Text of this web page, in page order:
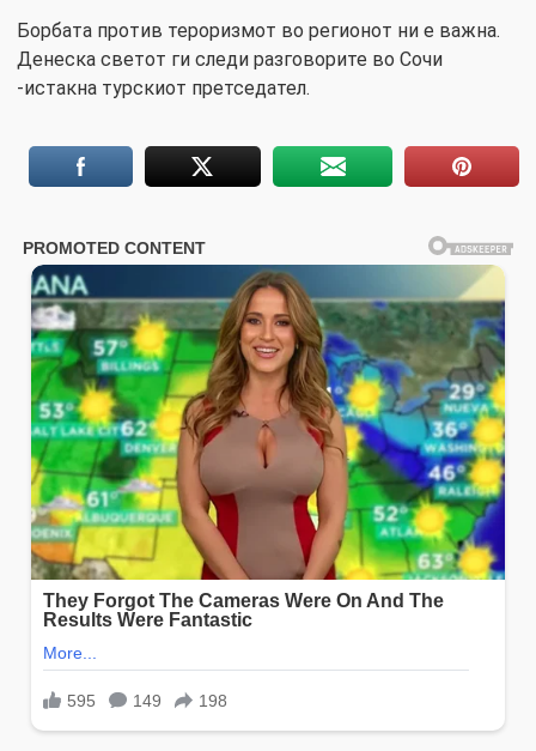
Борбата против тероризмот во регионот ни е важна.
Денеска светот ги следи разговорите во Сочи
-истакна турскиот претседател.